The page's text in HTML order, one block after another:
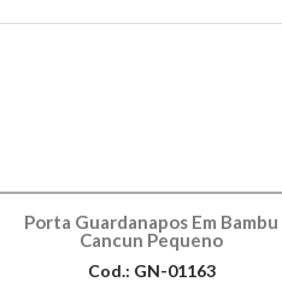
Porta Guardanapos Em Bambu
Cancun Pequeno
Cod.: GN-01163